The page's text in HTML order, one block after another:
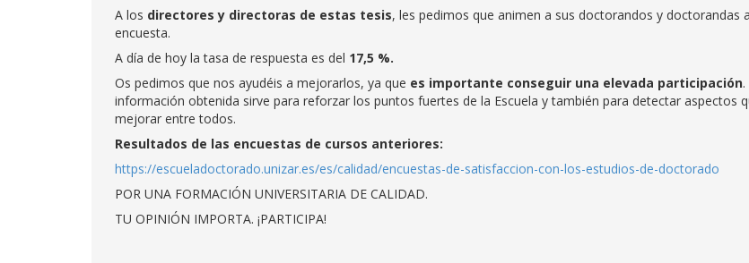
A los directores y directoras de estas tesis, les pedimos que animen a sus doctorandos y doctorandas
encuesta.
A día de hoy la tasa de respuesta es del 17,5 %.
Os pedimos que nos ayudéis a mejorarlos, ya que es importante conseguir una elevada participación
información obtenida sirve para reforzar los puntos fuertes de la Escuela y también para detectar aspectos
mejorar entre todos.
Resultados de las encuestas de cursos anteriores:
https://escueladoctorado.unizar.es/es/calidad/encuestas-de-satisfaccion-con-los-estudios-de-doctorado
POR UNA FORMACIÓN UNIVERSITARIA DE CALIDAD.
TU OPINIÓN IMPORTA. ¡PARTICIPA!